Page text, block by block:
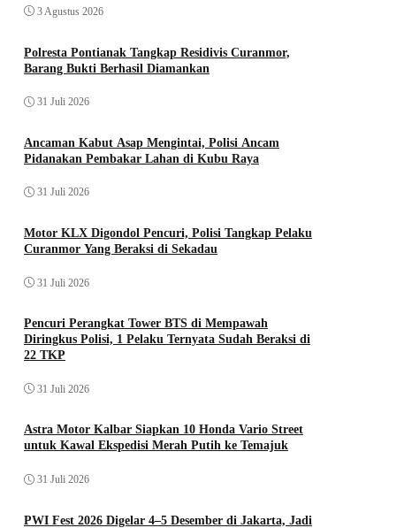
3 Agustus 2026
Polresta Pontianak Tangkap Residivis Curanmor,
Barang Bukti Berhasil Diamankan
31 Juli 2026
Ancaman Kabut Asap Mengintai, Polisi Ancam
Pidanakan Pembakar Lahan di Kubu Raya
31 Juli 2026
Motor KLX Digondol Pencuri, Polisi Tangkap Pelaku
Curanmor Yang Beraksi di Sekadau
31 Juli 2026
Pencuri Perangkat Tower BTS di Mempawah
Diringkus Polisi, 1 Pelaku Ternyata Sudah Beraksi di
22 TKP
31 Juli 2026
Astra Motor Kalbar Siapkan 10 Honda Vario Street
untuk Kawal Ekspedisi Merah Putih ke Temajuk
31 Juli 2026
PWI Fest 2026 Digelar 4–5 Desember di Jakarta, Jadi